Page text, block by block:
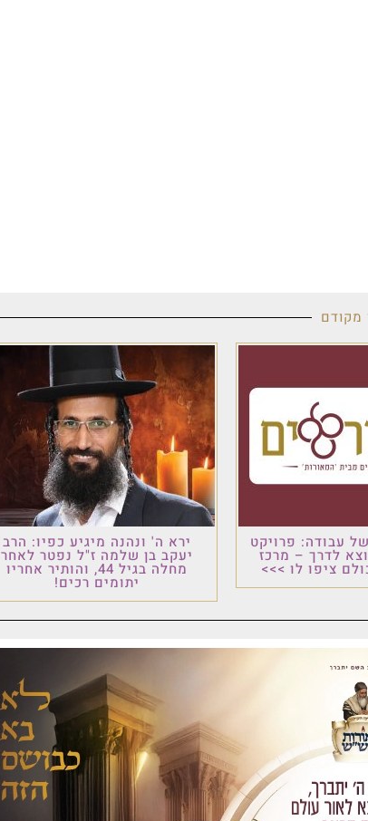
מקודם
עבודה: פרויקט
לדרך – מרכז
ציפו לו >>>
ירא ה' ונהנה מיגיע כפיו: הרב
יעקב בן שלמה ז"ל נפטר לאחר
מחלה בגיל 44, והותיר אחריו
יתומים רכים!